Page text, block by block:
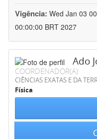
Vigência: Wed Jan 03
00:00:00 BRT 2027
Ado
COORDENADOR(A)
CIÊNCIAS EXATAS E DA
Física